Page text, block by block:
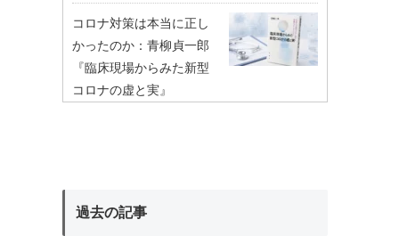
コロナ対策は本当に正し
かったのか：青柳貞一郎
『臨床現場からみた新型
コロナの虚と実』
過去の記事